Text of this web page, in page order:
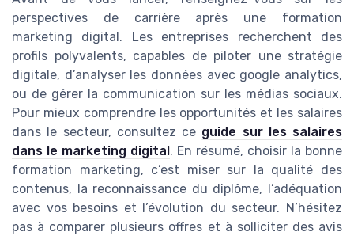
perspectives de carrière après une formation
marketing digital. Les entreprises recherchent des
profils polyvalents, capables de piloter une stratégie
digitale, d’analyser les données avec google analytics,
ou de gérer la communication sur les médias sociaux.
Pour mieux comprendre les opportunités et les salaires
dans le secteur, consultez ce guide sur les salaires
dans le marketing digital . En résumé, choisir la bonne
formation marketing, c’est miser sur la qualité des
contenus, la reconnaissance du diplôme, l’adéquation
avec vos besoins et l’évolution du secteur. N’hésitez
pas à comparer plusieurs offres et à solliciter des avis